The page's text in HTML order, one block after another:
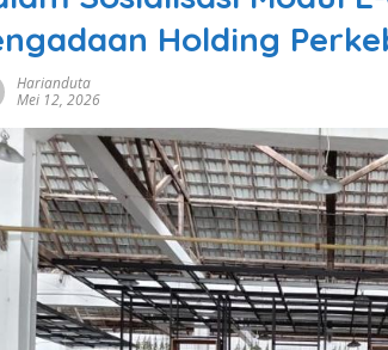
Holding
Harianduta
Mei 12, 2026